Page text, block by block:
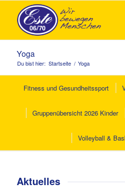
Yoga
Du bist hier: Startseite / Yoga
Fitness und Gesundheitssport
Gruppenübersicht 2026 Kinder
Volleyball &
Aktuelles